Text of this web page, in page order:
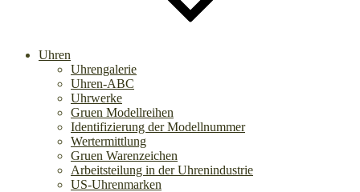
Uhren
Uhrengalerie
Uhren-ABC
Uhrwerke
Gruen Modellreihen
Identifizierung der Modellnummer
Wertermittlung
Gruen Warenzeichen
Arbeitsteilung in der Uhrenindustrie
US-Uhrenmarken